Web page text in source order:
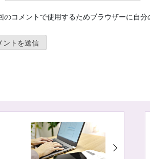
のコメントで使用するためブラウザーに自